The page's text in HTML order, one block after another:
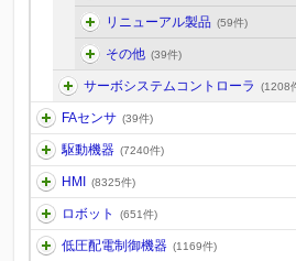
リニューアル製品 (59件)
その他 (39件)
サーボシステムコントローラ (1208
FAセンサ (39件)
駆動機器 (7240件)
HMI (8325件)
ロボット (651件)
低圧配電制御機器 (1169件)